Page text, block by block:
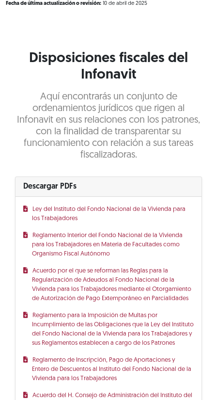
Fecha de última actualización o revisión: 10 de abril de 2025
Disposiciones fiscales del
Infonavit
Aquí encontrarás un conjunto de
ordenamientos jurídicos que rigen al
Infonavit en sus relaciones con los patrones,
con la finalidad de transparentar su
funcionamiento con relación a sus tareas
fiscalizadoras.
Descargar PDFs
Ley del Instituto del Fondo Nacional de la Vivienda para
los Trabajadores
Reglamento Interior del Fondo Nacional de la Vivienda
para los Trabajadores en Materia de Facultades como
Organismo Fiscal Autónomo
Acuerdo por el que se reforman las Reglas para la
Regularización de Adeudos al Fondo Nacional de la
Vivienda para los Trabajadores mediante el Otorgamiento
de Autorización de Pago Extemporáneo en Parcialidades
Reglamento para la Imposición de Multas por
Incumplimiento de las Obligaciones que la Ley del Instituto
del Fondo Nacional de la Vivienda para los Trabajadores y
sus Reglamentos establecen a cargo de los Patrones
Reglamento de Inscripción, Pago de Aportaciones y
Entero de Descuentos al Instituto del Fondo Nacional de la
Vivienda para los Trabajadores
Acuerdo del H. Consejo de Administración del Instituto del